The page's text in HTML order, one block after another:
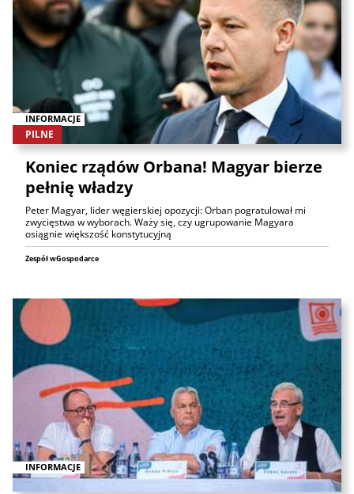
INFORMACJE
PILNE
Koniec rządów Orbana! Magyar bierze
pełnię władzy
Peter Magyar, lider węgierskiej opozycji: Orban pogratulował mi
zwycięstwa w wyborach. Waży się, czy ugrupowanie Magyara
osiągnie większość konstytucyjną
Zespół wGospodarce
INFORMACJE